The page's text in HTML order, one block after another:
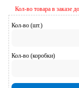
Кол-во товара в заказе
Кол-во (шт.)
Кол-во (коробки)